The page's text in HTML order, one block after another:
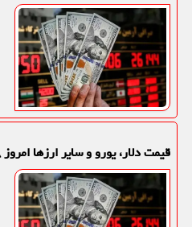
قیمت دلار، یورو و سایر ارزها امروز ۱۸ آبان